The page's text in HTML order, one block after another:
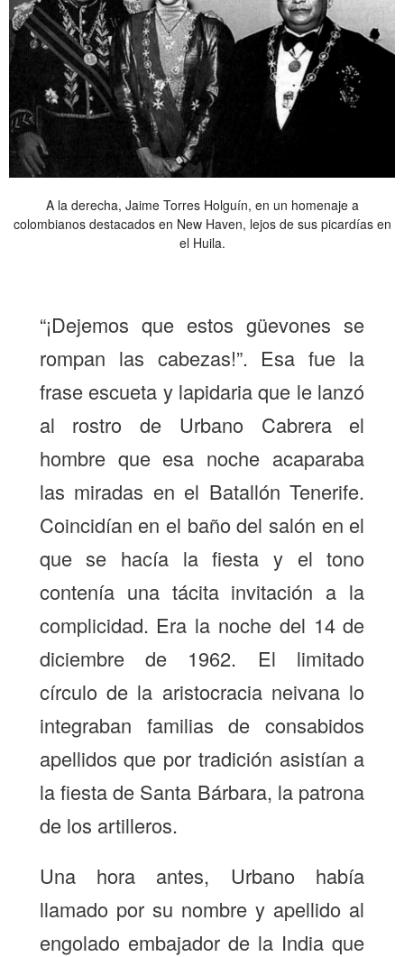
A la derecha, Jaime Torres Holguín, en un homenaje a
colombianos destacados en New Haven, lejos de sus picardías en
el Huila.
“¡Dejemos que estos güevones se
rompan las cabezas!”. Esa fue la
frase escueta y lapidaria que le lanzó
al rostro de Urbano Cabrera el
hombre que esa noche acaparaba
las miradas en el Batallón Tenerife.
Coincidían en el baño del salón en el
que se hacía la fiesta y el tono
contenía una tácita invitación a la
complicidad. Era la noche del 14 de
diciembre de 1962. El limitado
círculo de la aristocracia neivana lo
integraban familias de consabidos
apellidos que por tradición asistían a
la fiesta de Santa Bárbara, la patrona
de los artilleros.
Una hora antes, Urbano había
llamado por su nombre y apellido al
engolado embajador de la India que